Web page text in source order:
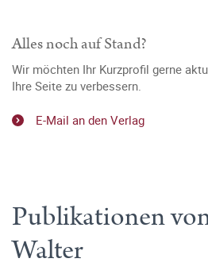
Alles noch auf Stand?
Wir möchten Ihr Kurzprofil gerne
Ihre Seite zu verbessern.
E-Mail an den Verlag
Publikationen
Walter